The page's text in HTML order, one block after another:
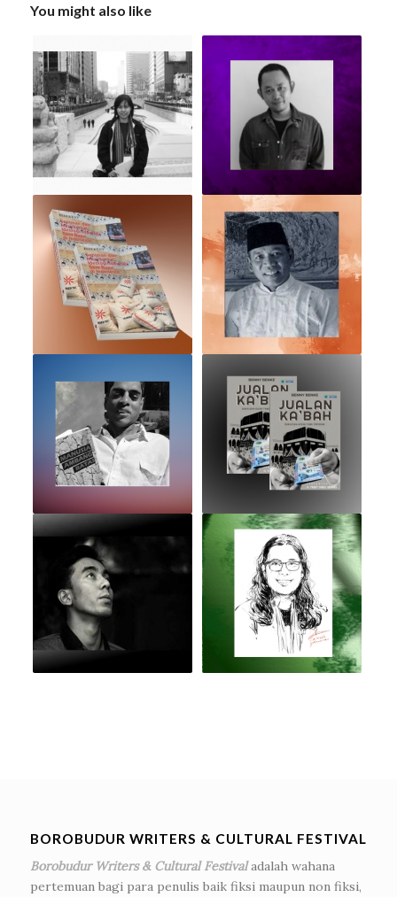
You might also like
BOROBUDUR WRITERS & CULTURAL FESTIVAL
Borobudur Writers & Cultural Festivaladalah wahana
pertemuan bagi para penulis baik fiksi maupun non fiksi,